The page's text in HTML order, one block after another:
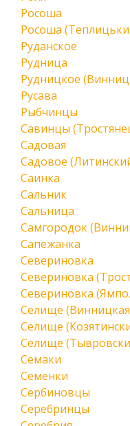
Росоша
Росоша
Руданское
Рудница
Рудницкое
Русава
Рыбчинцы
Савинцы
Садовая
Садовое
Саинка
Сальник
Сальница
Самгородок
Сапежанка
Севериновка
Севериновка
Севериновка
Селище
Селище
Селище
Семаки
Семенки
Сербиновцы
Серебринцы